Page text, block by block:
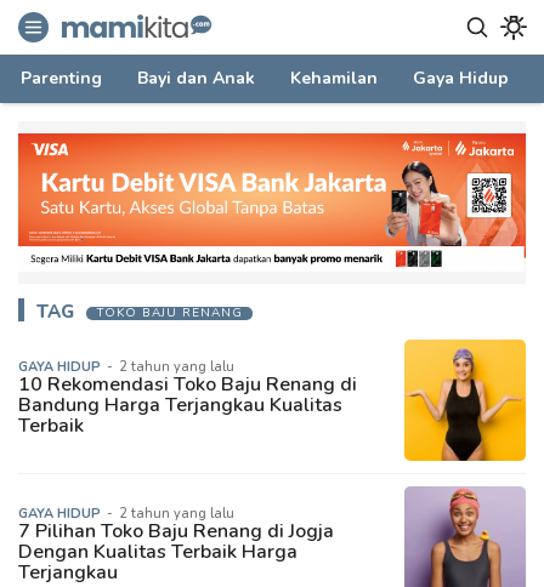
mamikita.com
Informasi Parenting untuk Mami Milenial
Parenting Bayi dan Anak Kehamilan Gaya Hidup
TAG TOKO BAJU RENANG
GAYA HIDUP - 2 tahun yang lalu
10 Rekomendasi Toko Baju Renang di
Bandung Harga Terjangkau Kualitas
Terbaik
GAYA HIDUP - 2 tahun yang lalu
7 Pilihan Toko Baju Renang di Jogja
Dengan Kualitas Terbaik Harga
Terjangkau